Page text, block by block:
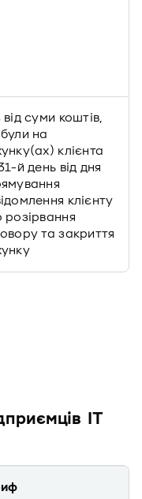
від суми коштів,
на
клієнта
й день від дня
клієнту
розірвання
та закриття
IT